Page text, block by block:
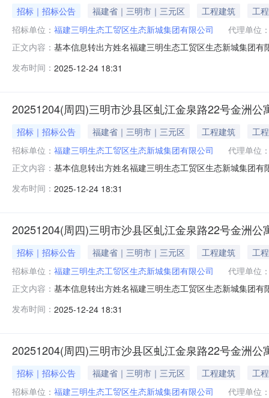
招标｜招标公告 福建省｜三明市｜三元区 工程建筑
工程
招标单位： 福建三明生态工贸区生态新城集团有限公司
代理单位
正文内容： 基本信息转出方姓名福建三明生态工贸区生态新城集团
途：城镇住宅用地/成套住宅，权利人：福建三明生态工
发布时间： 2025-12-24 18:31
20251204(周四)三明市沙县区虬江金泉路22号金洲公
招标｜招标公告 福建省｜三明市｜三元区 工程建筑
工程
招标单位： 福建三明生态工贸区生态新城集团有限公司
代理单位
正文内容： 基本信息转出方姓名福建三明生态工贸区生态新城集团
途：城镇住宅用地/成套住宅，权利人：福建三明生态工
发布时间： 2025-12-24 18:31
20251204(周四)三明市沙县区虬江金泉路22号金洲公
招标｜招标公告 福建省｜三明市｜三元区 工程建筑
工程
招标单位： 福建三明生态工贸区生态新城集团有限公司
代理单位
正文内容： 基本信息转出方姓名福建三明生态工贸区生态新城集团
途：城镇住宅用地/成套住宅，权利人：福建三明生态工
发布时间： 2025-12-24 18:31
20251204(周四)三明市沙县区虬江金泉路22号金洲公
招标｜招标公告 福建省｜三明市｜三元区 工程建筑
工程
招标单位： 福建三明生态工贸区生态新城集团有限公司
代理单位